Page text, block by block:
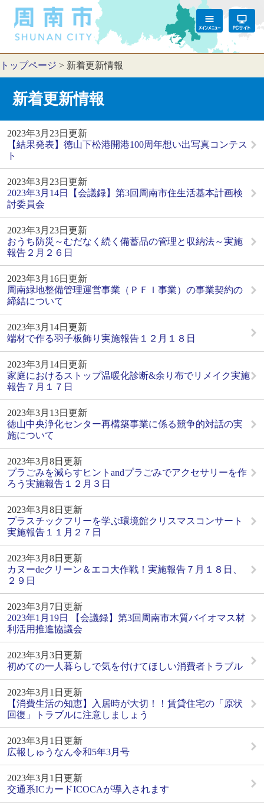
トップページ > 新着更新情報
新着更新情報
2023年3月23日更新
【結果発表】徳山下松港開港100周年想い出写真コンテス
ト
2023年3月23日更新
2023年3月14日【会議録】第3回周南市住生活基本計画検
討委員会
2023年3月23日更新
おうち防災～むだなく続く備蓄品の管理と収納法～実施
報告２月２６日
2023年3月16日更新
周南緑地整備管理運営事業（ＰＦＩ事業）の事業契約の
締結について
2023年3月14日更新
端材で作る羽子板飾り実施報告１２月１８日
2023年3月14日更新
家庭におけるストップ温暖化診断&余り布でリメイク実施
報告７月１７日
2023年3月13日更新
徳山中央浄化センター再構築事業に係る競争的対話の実
施について
2023年3月8日更新
プラごみを減らすヒントandプラごみでアクセサリーを作
ろう実施報告１２月３日
2023年3月8日更新
プラスチックフリーを学ぶ環境館クリスマスコンサート
実施報告１１月２７日
2023年3月8日更新
カヌーdeクリーン＆エコ大作戦！実施報告７月１８日、
２９日
2023年3月7日更新
2023年1月19日 【会議録】第3回周南市木質バイオマス材
利活用推進協議会
2023年3月3日更新
初めての一人暮らしで気を付けてほしい消費者トラブル
2023年3月1日更新
【消費生活の知恵】入居時が大切！！賃貸住宅の「原状
回復」トラブルに注意しましょう
2023年3月1日更新
広報しゅうなん令和5年3月号
2023年3月1日更新
交通系ICカードICOCAが導入されます